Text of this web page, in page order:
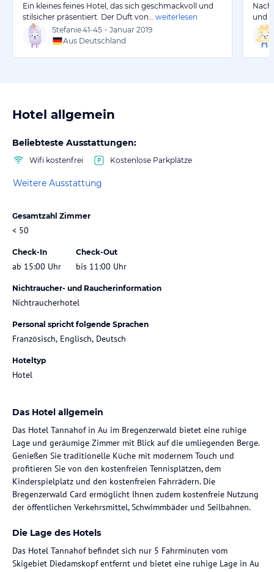
Ein kleines feines Hotel, das sich geschmackvoll und
stilsicher präsentiert. Der Duft von…
weiterlesen
Stefanie41-45 • Januar 2019
Aus Deutschland
und
Hotel allgemein
Beliebteste Ausstattungen:
Wifi kostenfrei Kostenlose Parkplätze
Weitere Ausstattung
Gesamtzahl Zimmer
< 50
Check-In
ab 15:00 Uhr
Check-Out
bis 11:00 Uhr
Nichtraucher- und Raucherinformation
Nichtraucherhotel
Personal spricht folgende Sprachen
Französisch, Englisch, Deutsch
Hoteltyp
Hotel
Das Hotel allgemein
Das Hotel Tannahof in Au im Bregenzerwald bietet eine ruhige
Lage und geräumige Zimmer mit Blick auf die umliegenden Berge.
Genießen Sie traditionelle Küche mit modernem Touch und
profitieren Sie von den kostenfreien Tennisplätzen, dem
Kinderspielplatz und den kostenfreien Fahrrädern. Die
Bregenzerwald Card ermöglicht Ihnen zudem kostenfreie Nutzung
der öffentlichen Verkehrsmittel, Schwimmbäder und Seilbahnen.
Die Lage des Hotels
Das Hotel Tannahof befindet sich nur 5 Fahrminuten vom
Skigebiet Diedamskopf entfernt und bietet eine ruhige Lage in Au